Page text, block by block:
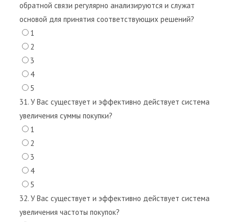
обратной связи регулярно анализируются и служат
основой для принятия соответствующих решений?
1
2
3
4
5
31. У Вас существует и эффективно действует система
увеличения суммы покупки?
1
2
3
4
5
32. У Вас существует и эффективно действует система
увеличения частоты покупок?